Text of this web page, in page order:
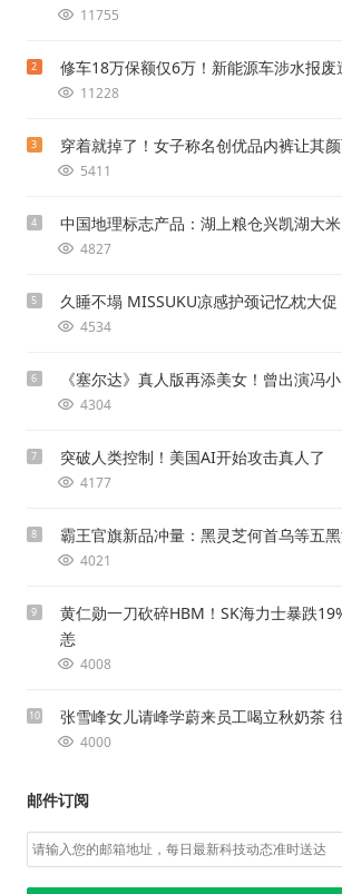
11755
2 修车18万保额仅6万！新能源车涉水报废
11228
3 穿着就掉了！女子称名创优品内裤让其
5411
4 中国地理标志产品：湖上粮仓兴凯湖大
4827
5 久睡不塌 MISSUKU凉感护颈记忆枕大
4534
6 《塞尔达》真人版再添美女！曾出演冯
4304
7 突破人类控制！美国AI开始攻击真人了
4177
8 霸王官旗新品冲量：黑灵芝何首乌等五
4021
9
黄仁勋一刀砍碎HBM！SK海力士暴跌
恙
4008
10 张雪峰女儿请峰学蔚来员工喝立秋奶茶
4000
邮件订阅